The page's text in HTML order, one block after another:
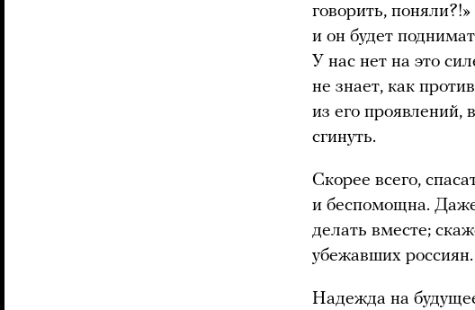
говорить,
и он будет
У нас нет на это
не знает, как
из его проявлений,
сгинуть.
Скорее всего,
и беспомощна. Даже
делать вместе;
убежавших
Надежда на